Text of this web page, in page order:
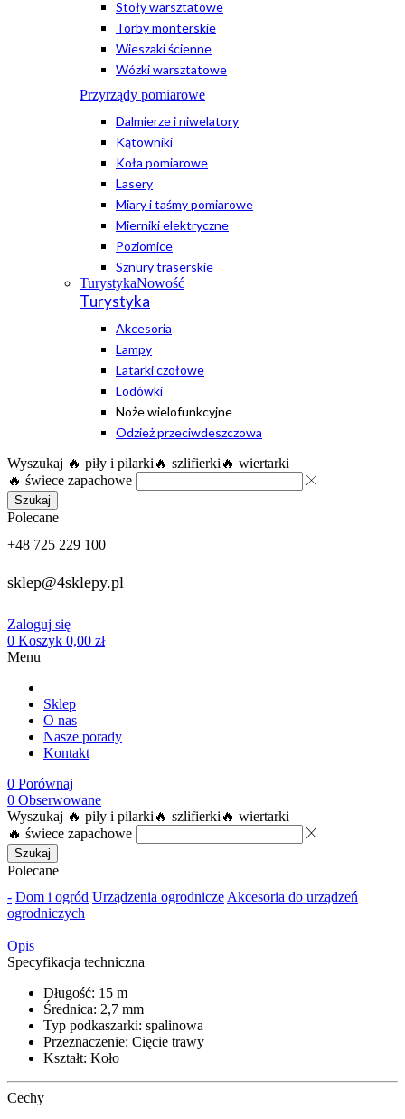
Stoły warsztatowe
Torby monterskie
Wieszaki ścienne
Wózki warsztatowe
Przyrządy pomiarowe
Dalmierze i niwelatory
Kątowniki
Koła pomiarowe
Lasery
Miary i taśmy pomiarowe
Mierniki elektryczne
Poziomice
Sznury traserskie
TurystykaNowość
Turystyka
Akcesoria
Lampy
Latarki czołowe
Lodówki
Noże wielofunkcyjne
Odzież przeciwdeszczowa
Wyszukaj 🔥 piły i pilarki 🔥 szlifierki 🔥 wiertarki
🔥 świece zapachowe
Szukaj
Polecane
+48 725 229 100
sklep@4sklepy.pl
Zaloguj się
0 Koszyk 0,00 zł
Menu
Sklep
O nas
Nasze porady
Kontakt
0 Porównaj
0 Obserwowane
Wyszukaj 🔥 piły i pilarki 🔥 szlifierki 🔥 wiertarki
🔥 świece zapachowe
Szukaj
Polecane
- Dom i ogród Urządzenia ogrodnicze Akcesoria do urządzeń
ogrodniczych
Opis
Specyfikacja techniczna
Długość: 15 m
Średnica: 2,7 mm
Typ podkaszarki: spalinowa
Przeznaczenie: Cięcie trawy
Kształt: Koło
Cechy